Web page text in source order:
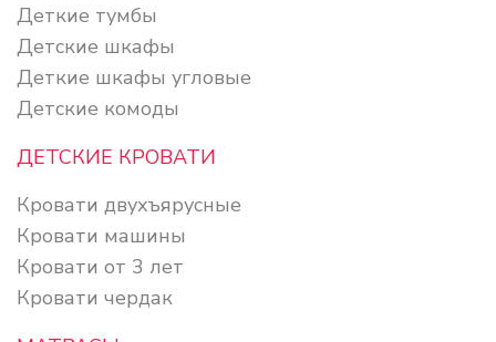
Деткие тумбы
Детские шкафы
Деткие шкафы угловые
Детские комоды
ДЕТСКИЕ КРОВАТИ
Кровати двухъярусные
Кровати машины
Кровати от 3 лет
Кровати чердак